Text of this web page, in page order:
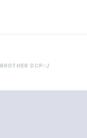
BROTHER DCP-J